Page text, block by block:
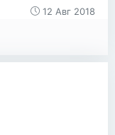
12 Авг 2018